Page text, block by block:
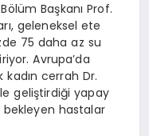
Başkanı Prof.
geleneksel ete
75 daha az su
Avrupa’da
cerrah Dr.
geliştirdiği yapay
hastalar